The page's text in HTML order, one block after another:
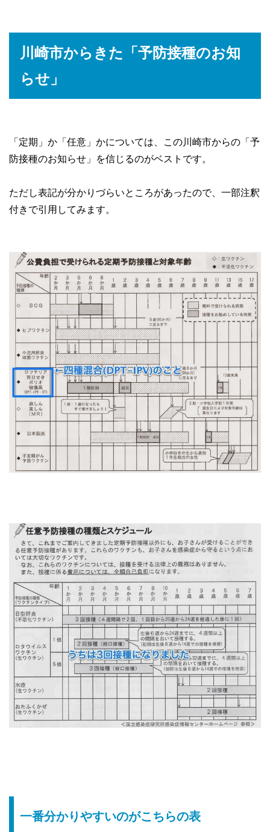
川崎市からきた「予防接種のお知
らせ」
「定期」か「任意」かについては、この川崎市からの「予
防接種のお知らせ」を信じるのがベストです。
ただし表記が分かりづらいところがあったので、一部注釈
付きで引用してみます。
一番分かりやすいのがこちらの表